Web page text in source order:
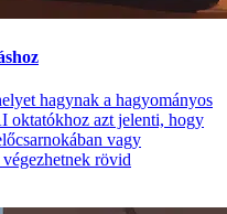
hagynak a hagyományos
oktatókhoz azt jelenti, hogy
vagy
rövid